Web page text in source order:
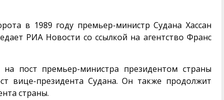
в 1989 году премьер-министр Судана Хассан
РИА Новости со ссылкой на агентство Франс
пост премьер-министра президентом страны
вице-президента Судана. Он также продолжит
страны.